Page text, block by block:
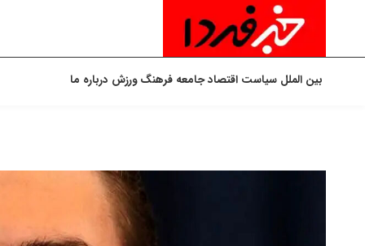
بین الملل سیاست اقتصادجامعه فرهنگورزش درباره ما